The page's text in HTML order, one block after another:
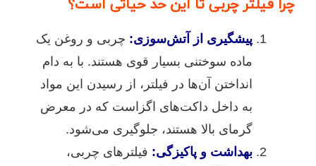
پیشگیری از آتش‌سوزی: چربی و روغن یک
ماده سوختنی بسیار قوی هستند. با به دام
انداختن آن‌ها در فیلتر، از رسیدن این مواد
به داخل داکت‌های اگزاست که در معرض
گرمای بالا هستند، جلوگیری می‌شود.
بهداشت و پاکیزگی: فیلترهای چربی،